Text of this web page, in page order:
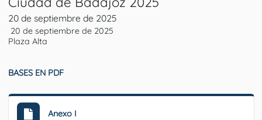
20 de septiembre de 2025
20 de septiembre de 2025
Plaza Alta
BASES EN PDF
Anexo I